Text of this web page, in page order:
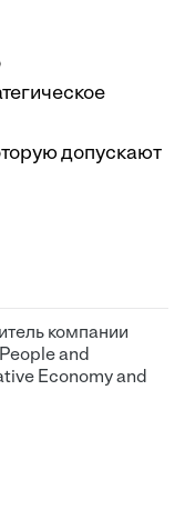
допускают
компании
and
Economy and